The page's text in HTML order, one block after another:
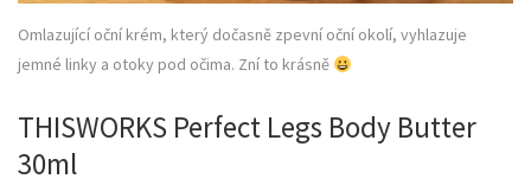
Omlazující oční krém, který dočasně zpevní oční okolí, vyhlazuje
jemné linky a otoky pod očima. Zní to krásně
THISWORKS Perfect Legs Body Butter
30ml